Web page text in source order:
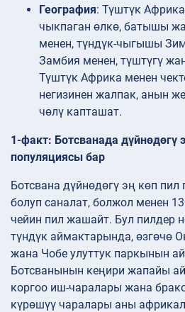
География: Түштүк
чыкпаган өлкө, батышы
менен, түндүк-чыгышы
Замбия менен, түштүгү
Түштүк Африка менен
негизинен жалпак, анын
чөлү капташат.
1-факт: Ботсванада дүйнөдөгү
популяциясы бар
Ботсвана дүйнөдөгү эң көп
болуп саналат, болжол менен
чейин пил жашайт. Бул пилдер
түндүк аймактарында, өзгөчө
жана Чобе улуттук паркынын
Ботсванынын кеңири жапайы
коргоо иш-чаралары жана
күрөшүү чаралары аны